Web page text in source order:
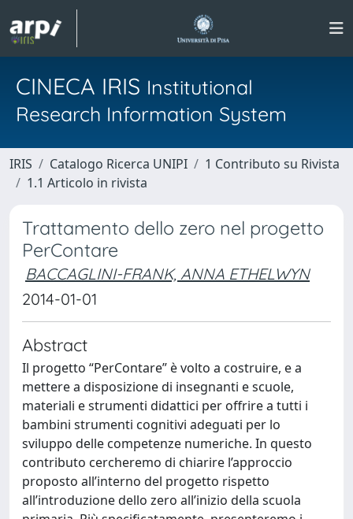
CINECA IRIS Institutional
Research Information System
IRIS Catalogo Ricerca UNIPI
1 Contributo su Rivista
1.1 Articolo in rivista
Trattamento dello zero nel progetto
PerContare
BACCAGLINI-FRANK, ANNA ETHELWYN
2014-01-01
Abstract
Il progetto “PerContare” è volto a costruire, e a
mettere a disposizione di insegnanti e scuole,
materiali e strumenti didattici per offrire a tutti i
bambini strumenti cognitivi adeguati per lo
sviluppo delle competenze numeriche. In questo
contributo cercheremo di chiarire l’approccio
proposto all’interno del progetto rispetto
all’introduzione dello zero all’inizio della scuola